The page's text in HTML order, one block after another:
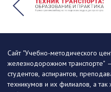
Сайт "Учебно-методического
железнодорожном транспорте"
студентов, аспирантов,
техникумов и их филиалов, а так